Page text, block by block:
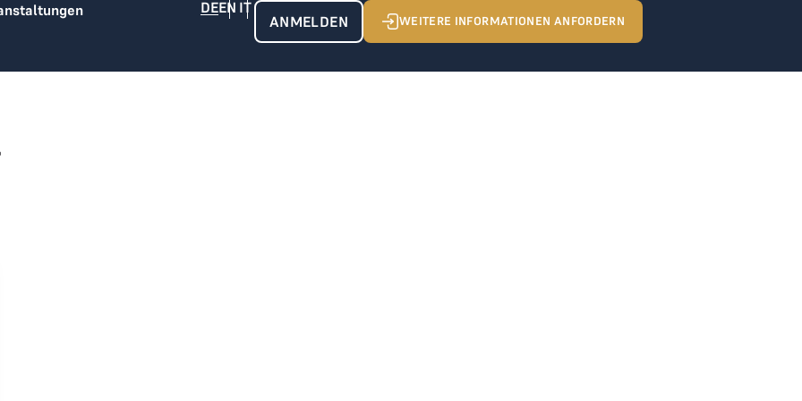
ANMELDEN WEITERE INFORMATIONEN ANFORDERN